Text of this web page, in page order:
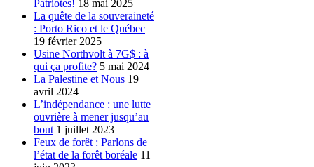
Patriotes! 18 mai 2025
La quête de la souveraineté
: Porto Rico et le Québec
19 février 2025
Usine Northvolt à 7G$ : à
qui ça profite? 5 mai 2024
La Palestine et Nous 19
avril 2024
L’indépendance : une lutte
ouvrière à mener jusqu’au
bout 1 juillet 2023
Feux de forêt : Parlons de
l’état de la forêt boréale 11